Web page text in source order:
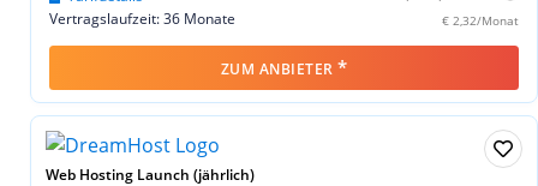
€ 2,32/Monat
Vertragslaufzeit: 36 Monate
ZUM ANBIETER *
Web Hosting Launch (jährlich)